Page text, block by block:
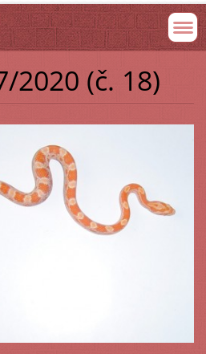
2020 (č. 18)